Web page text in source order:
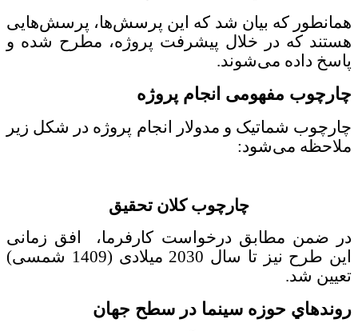
همانطور که بیان شد که این پرسش‌ها، پرسش‌هایی
هستند که در خلال پیشرفت پروژه، مطرح شده و
پاسخ داده می‌شوند.
چارچوب مفهومی انجام پروژه
چارچوب شماتیک و مدولار انجام پروژه در شکل زیر
ملاحظه می‌شود:
چارچوب کلان تحقیق
در ضمن مطابق درخواست کارفرما، افق زمانی
این طرح نیز تا سال 2030 میلادی (1409 شمسی)
تعیین شد.
روندهاي حوزه سینما در سطح جهان